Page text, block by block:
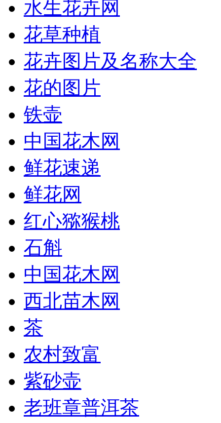
水生花卉网
花草种植
花卉图片及名称大全
花的图片
铁壶
中国花木网
鲜花速递
鲜花网
红心猕猴桃
石斛
中国花木网
西北苗木网
茶
农村致富
紫砂壶
老班章普洱茶